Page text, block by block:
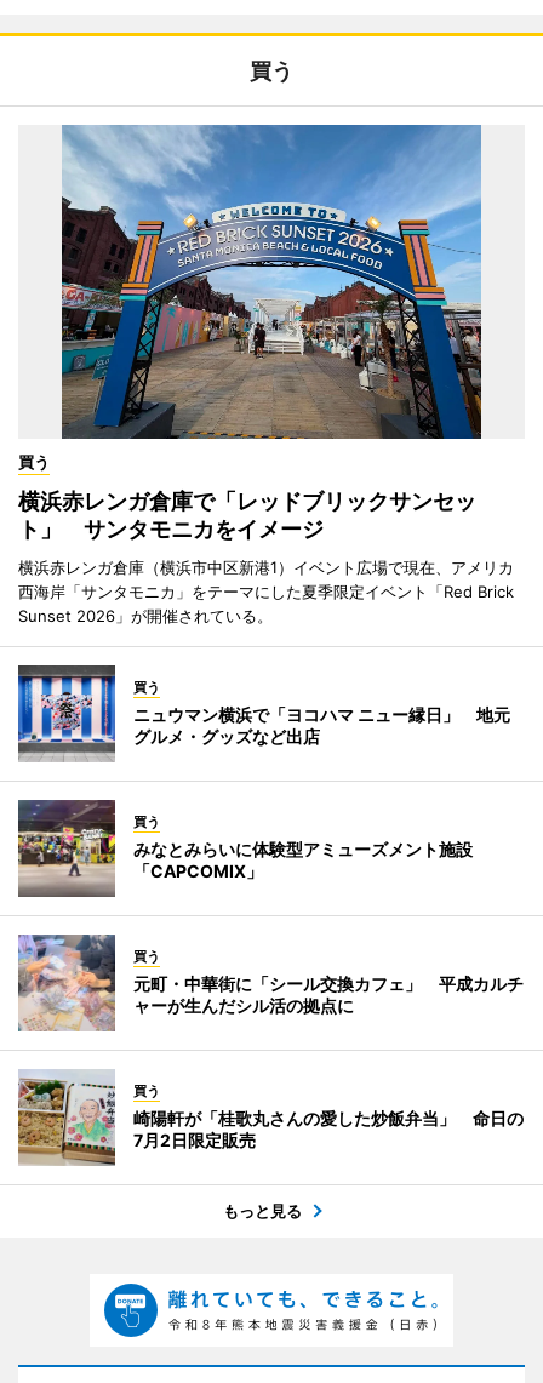
買う
買う
横浜赤レンガ倉庫で「レッドブリックサンセッ
ト」 サンタモニカをイメージ
横浜赤レンガ倉庫（横浜市中区新港1）イベント広場で現在、アメリカ
西海岸「サンタモニカ」をテーマにした夏季限定イベント「Red Brick
Sunset 2026」が開催されている。
買う
ニュウマン横浜で「ヨコハマ ニュー縁日」 地元
グルメ・グッズなど出店
買う
みなとみらいに体験型アミューズメント施設
「CAPCOMIX」
買う
元町・中華街に「シール交換カフェ」 平成カルチ
ャーが生んだシル活の拠点に
買う
崎陽軒が「桂歌丸さんの愛した炒飯弁当」 命日の
7月2日限定販売
もっと見る